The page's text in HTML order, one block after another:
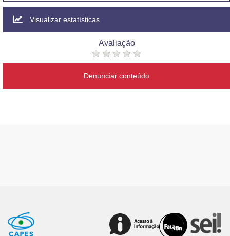
Visualizar estatísticas
Avaliação
Denunciar conteúdo